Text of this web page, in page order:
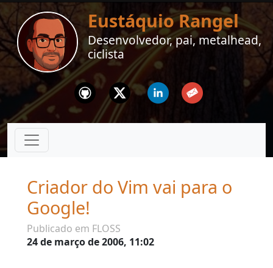
Eustáquio Rangel
Desenvolvedor, pai, metalhead,
ciclista
Github Twitter Linkedin Email
Criador do Vim vai para o
Google!
Publicado em FLOSS
24 de março de 2006, 11:02